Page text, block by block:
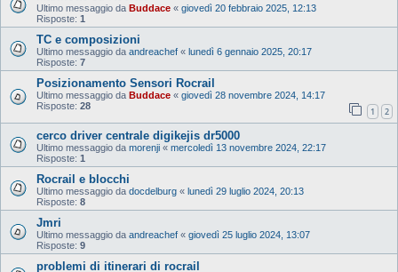
Ultimo messaggio da Buddace « giovedì 20 febbraio 2025, 12:13
Risposte: 1
TC e composizioni
Ultimo messaggio da andreachef « lunedì 6 gennaio 2025, 20:17
Risposte: 7
Posizionamento Sensori Rocrail
Ultimo messaggio da Buddace « giovedì 28 novembre 2024, 14:17
Risposte: 28 1 2
cerco driver centrale digikejis dr5000
Ultimo messaggio da morenji « mercoledì 13 novembre 2024, 22:17
Risposte: 1
Rocrail e blocchi
Ultimo messaggio da docdelburg « lunedì 29 luglio 2024, 20:13
Risposte: 8
Jmri
Ultimo messaggio da andreachef « giovedì 25 luglio 2024, 13:07
Risposte: 9
problemi di itinerari di rocrail